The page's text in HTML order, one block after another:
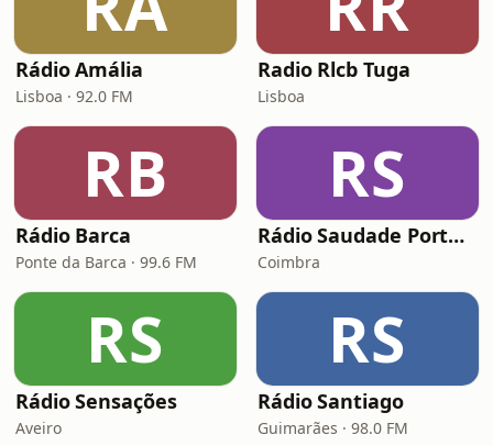
Rádio Amália
Lisboa · 92.0 FM
Radio Rlcb Tuga
Lisboa
RB
Rádio Barca
Ponte da Barca · 99.6 FM
RS
Rádio Saudade Portugal
Coimbra
RS
Rádio Sensações
Aveiro
RS
Rádio Santiago
Guimarães · 98.0 FM